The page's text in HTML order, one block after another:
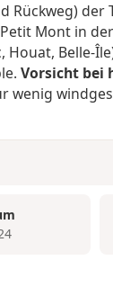
Rückweg)
Mont in
Houat, Belle-
Vorsicht bei
wenig